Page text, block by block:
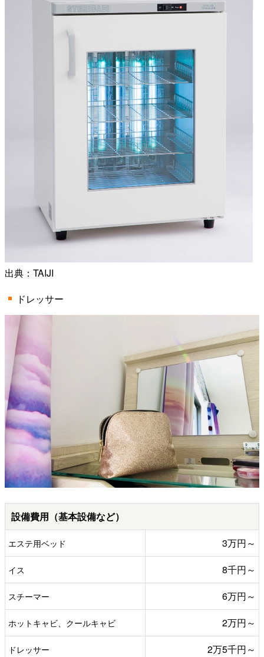
出典： TAIJI
ドレッサー
設備費用（基本設備など）
エステ用ベッド 3万円～
イス 8千円～
スチーマー 6万円～
ホットキャビ、クールキャビ 2万円～
ドレッサー 2万5千円～